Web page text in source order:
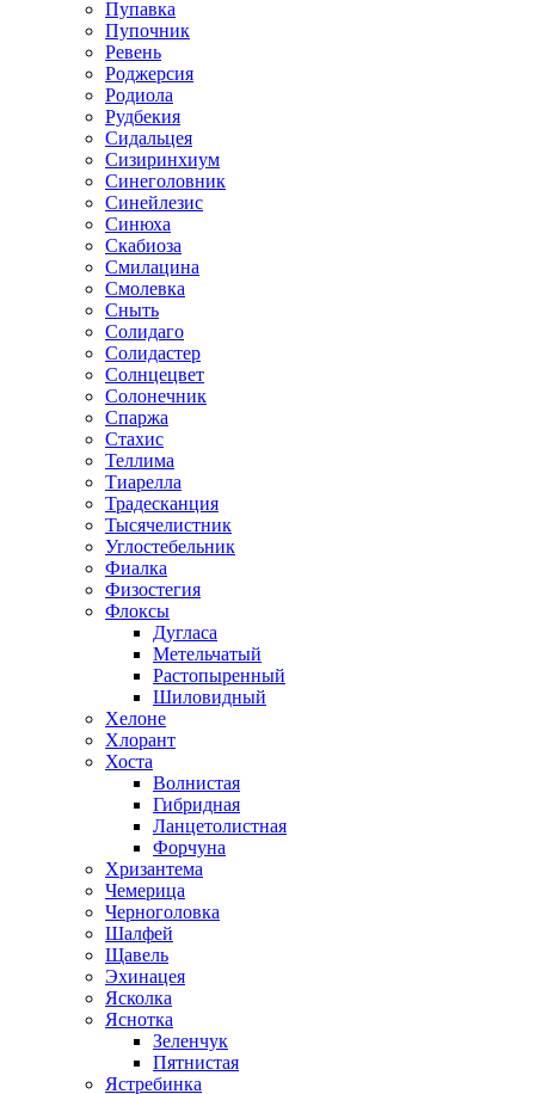
Пупавка
Пупочник
Ревень
Роджерсия
Родиола
Рудбекия
Сидальцея
Сизиринхиум
Синеголовник
Синейлезис
Синюха
Скабиоза
Смилацина
Смолевка
Сныть
Солидаго
Солидастер
Солнцецвет
Солонечник
Спаржа
Стахис
Теллима
Тиарелла
Традесканция
Тысячелистник
Углостебельник
Фиалка
Физостегия
Флоксы
Дугласа
Метельчатый
Растопыренный
Шиловидный
Хелоне
Хлорант
Хоста
Волнистая
Гибридная
Ланцетолистная
Форчуна
Хризантема
Чемерица
Черноголовка
Шалфей
Щавель
Эхинацея
Ясколка
Яснотка
Зеленчук
Пятнистая
Ястребинка